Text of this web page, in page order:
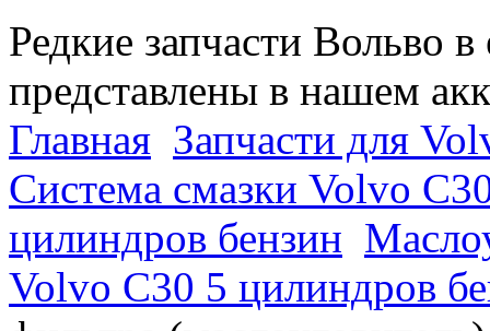
Редкие запчасти Вольво
представлены в нашем
Главная Запчасти для
Система смазки Volvo
цилиндров бензин
Volvo C30 5 цилиндров